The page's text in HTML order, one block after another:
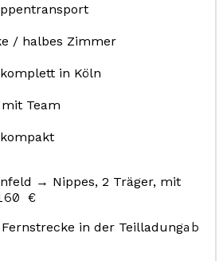
/ halbes Zimmer
in Köln
Team
→ Nippes, 2 Träger, mit
€
in der Teilladungab